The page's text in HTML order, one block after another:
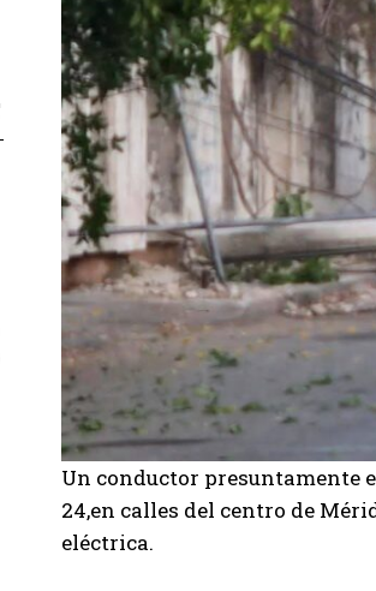
Un conductor presuntamente
24,en calles del centro de
eléctrica.